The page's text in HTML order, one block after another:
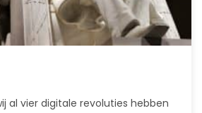
al vier digitale revoluties hebben